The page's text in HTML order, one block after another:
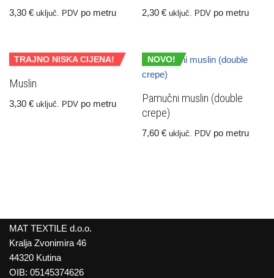
3,30 € uključ. PDV po metru 2,30€ uključ. PDV po metru
TRAJNO NISKA CIJENA!
Muslin
3,30 € uključ. PDV po metru
NOVO!
Pamučni muslin (double
crepe)
7,60€ uključ. PDV po metru
MAT TEXTILE d.o.o.
Kralja Zvonimira 46
44320 Kutina
OIB: 05145374626